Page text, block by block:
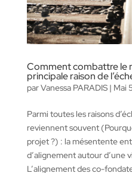
Comment combattre le
principale raison de
parVanessa PARADIS| Mai
Parmi toutes les raisons
reviennent souvent
projet ?) : la mésentente
d’alignement autour d’une
L’alignement des co-